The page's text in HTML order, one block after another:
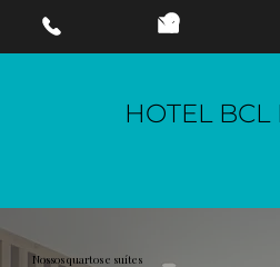
HOTEL
Nossos quartos e suítes